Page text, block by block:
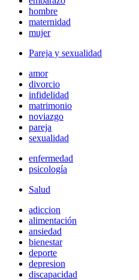
hombre
maternidad
mujer
Pareja y sexualidad
amor
divorcio
infidelidad
matrimonio
noviazgo
pareja
sexualidad
enfermedad
psicología
Salud
adiccion
alimentación
ansiedad
bienestar
deporte
depresion
discapacidad